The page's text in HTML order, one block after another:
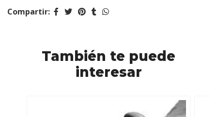
Compartir:
También te puede
interesar